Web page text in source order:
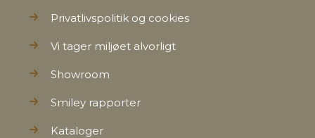
Privatlivspolitik og cookies
Vi tager miljøet alvorligt
Showroom
Smiley rapporter
Kataloger